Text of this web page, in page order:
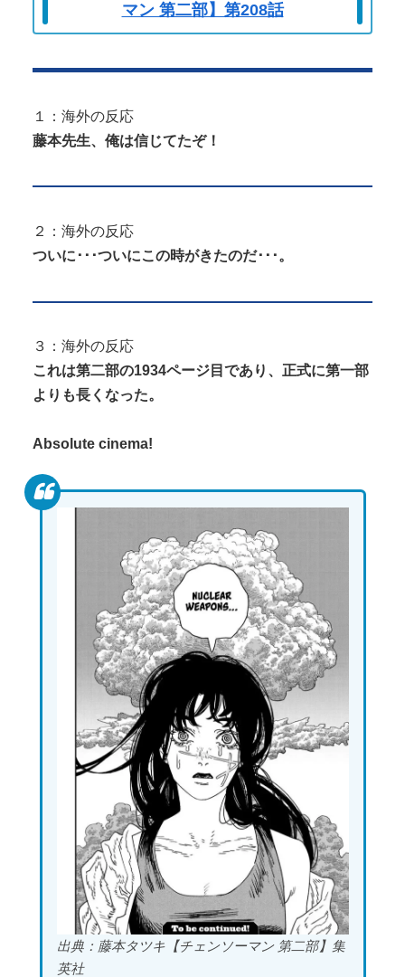
マン 第二部】第208話
１：海外の反応
藤本先生、俺は信じてたぞ！
２：海外の反応
ついに･･･ついにこの時がきたのだ･･･。
３：海外の反応
これは第二部の1934ページ目であり、正式に第一部
よりも長くなった。
Absolute cinema!
出典：藤本タツキ【チェンソーマン 第二部】集
英社